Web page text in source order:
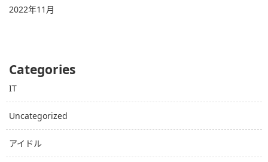
2022年11月
Categories
IT
Uncategorized
アイドル